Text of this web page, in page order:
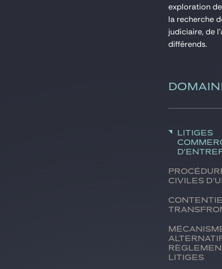
exploration
la recherche
judiciaire, de
différends.
litiges
civiles
litiges